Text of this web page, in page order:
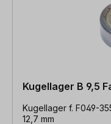
Kugellager B 9,5
Kugellager f. F049-
12,7 mm